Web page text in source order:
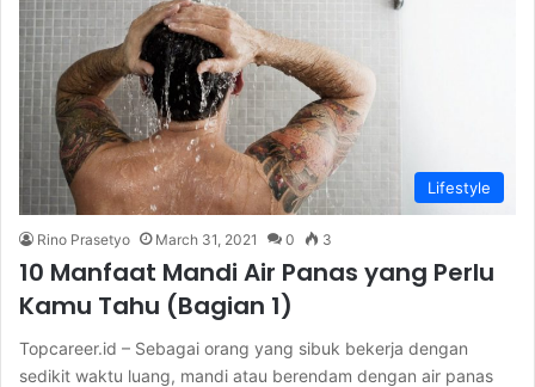
Lifestyle
Rino Prasetyo March 31, 2021 0 3
10 Manfaat Mandi Air Panas yang Perlu
Kamu Tahu (Bagian 1)
Topcareer.id – Sebagai orang yang sibuk bekerja dengan
sedikit waktu luang, mandi atau berendam dengan air panas